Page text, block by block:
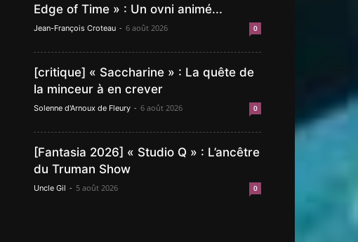
Edge of Time » : Un ovni animé...
Jean-François Croteau - 6 août 2026 0
[critique] « Saccharine » : La quête de
la minceur à en crever
Solenne d'Arnoux de Fleury - 6 août 2026 0
[Fantasia 2026] « Studio Q » : L’ancêtre
du Truman Show
Uncle Gil - 5 août 2026 0